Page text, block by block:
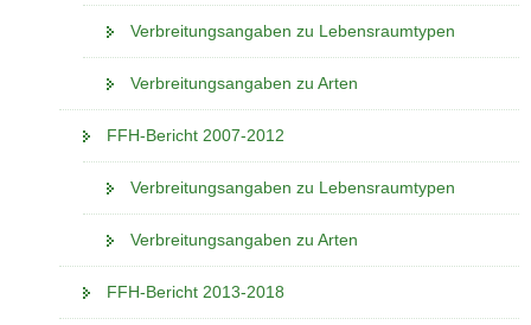
Verbreitungsangaben zu Lebensraumtypen
Verbreitungsangaben zu Arten
FFH-Bericht 2007-2012
Verbreitungsangaben zu Lebensraumtypen
Verbreitungsangaben zu Arten
FFH-Bericht 2013-2018